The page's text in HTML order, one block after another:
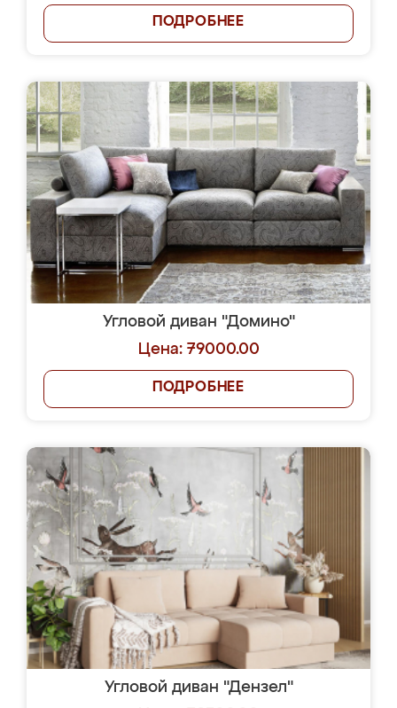
ПОДРОБНЕЕ
Угловой диван "Домино"
Цена: 79000.00
ПОДРОБНЕЕ
Угловой диван "Дензел"